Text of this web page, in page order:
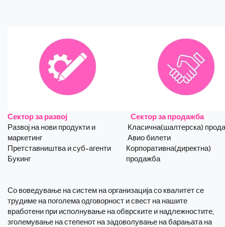
Сектор за развој
Развој на нови продукти и
маркетинг
Претставништва и суб-агенти
Букинг
Сектор за продажба
Класична(шалтерска)
Авио билети
Корпоративна(директна)
продажба
Со воведување на систем на организација со квалитет се
трудиме на поголема одговорност и свест на нашите
вработени при исполнување на обврските и надлежностите,
зголемување на степенот на задоволување на барањата на